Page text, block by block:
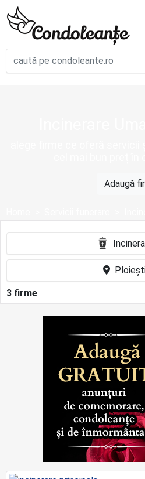
Adaugă
3 firme